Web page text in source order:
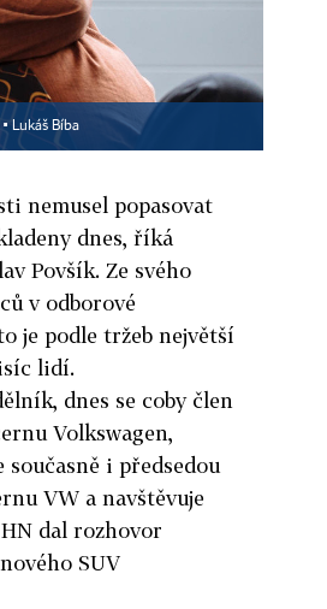
▪Lukáš Bíba
nemusel popasovat
dnes, říká
Povšík. Ze svého
v odborové
je podle tržeb největší
lidí.
dnes se coby člen
Volkswagen,
i předsedou
VW a navštěvuje
dal rozhovor
SUV